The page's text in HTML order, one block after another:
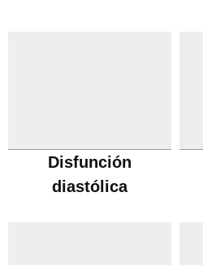
Disfunción
diastólica